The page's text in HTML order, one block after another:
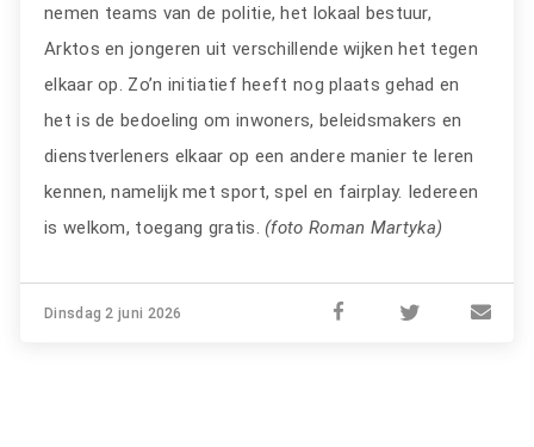
nemen teams van de politie, het lokaal bestuur,
Arktos en jongeren uit verschillende wijken het tegen
elkaar op. Zo’n initiatief heeft nog plaats gehad en
het is de bedoeling om inwoners, beleidsmakers en
dienstverleners elkaar op een andere manier te leren
kennen, namelijk met sport, spel en fairplay. Iedereen
is welkom, toegang gratis.(foto Roman Martyka)
Dinsdag 2 juni 2026